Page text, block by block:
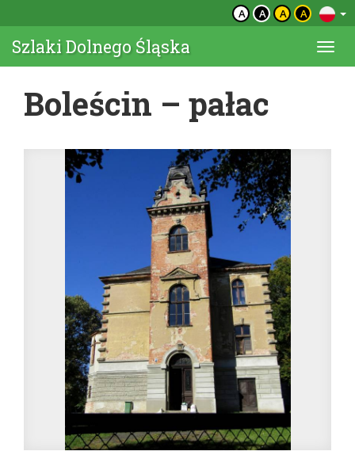
A A A A
Szlaki Dolnego Śląska
Boleścin – pałac